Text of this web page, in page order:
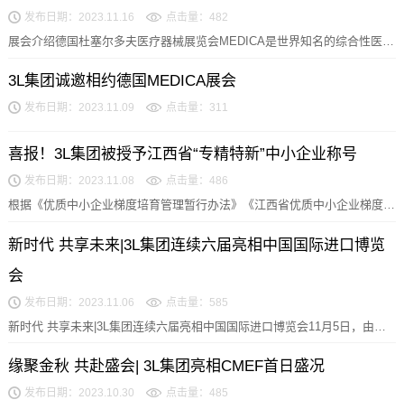
发布日期：2023.11.16 点击量：482
展会介绍德国杜塞尔多夫医疗器械展览会MEDICA是世界知名的综合性医疗
3L集团诚邀相约德国MEDICA展会
发布日期：2023.11.09 点击量：311
喜报！3L集团被授予江西省“专精特新”中小企业称号
发布日期：2023.11.08 点击量：486
根据《优质中小企业梯度培育管理暂行办法》《江西省优质中小企业梯度培
新时代 共享未来|3L集团连续六届亮相中国国际进口博览
会
发布日期：2023.11.06 点击量：585
新时代 共享未来|3L集团连续六届亮相中国国际进口博览会11月5日，由商
缘聚金秋 共赴盛会| 3L集团亮相CMEF首日盛况
发布日期：2023.10.30 点击量：485